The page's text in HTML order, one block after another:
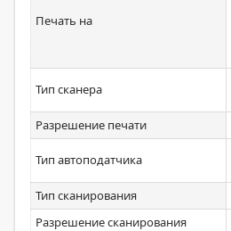
Печать на
Тип сканера
Разрешение печати
Тип автоподатчика
Тип сканирования
Разрешение сканирования